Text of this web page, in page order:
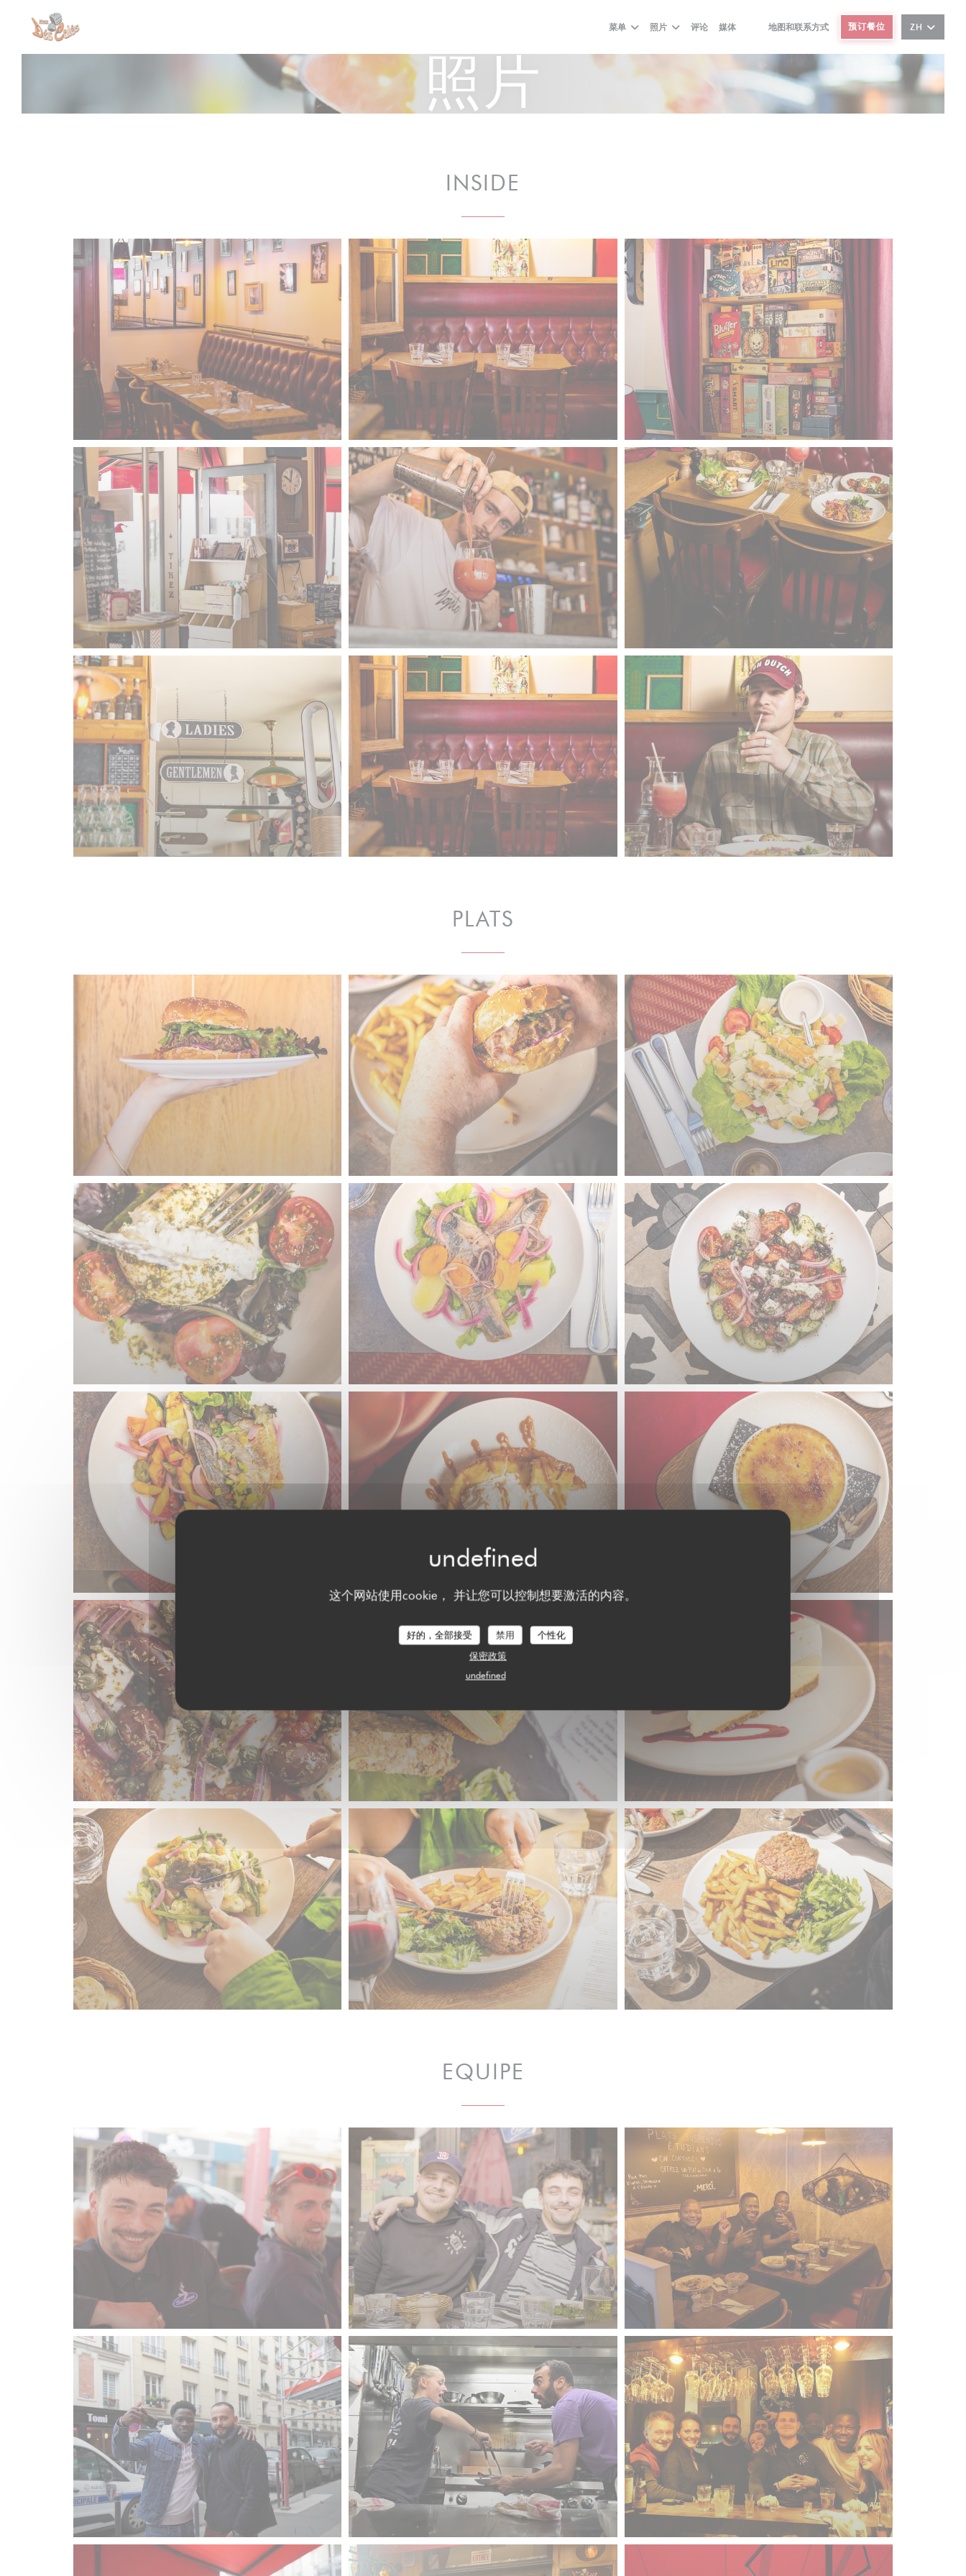
Cookie管理面板
这个网站使用cookie， 并让您可以控制想要激活的内容。
好的，全部接受 禁用
个性化
保密政策
undefined
菜单 照片 评论 媒体
((在新窗口中打开))
((在新窗口中打开))
地图和联系方式 预订餐位 ZH
照片
INSIDE
PLATS
EQUIPE